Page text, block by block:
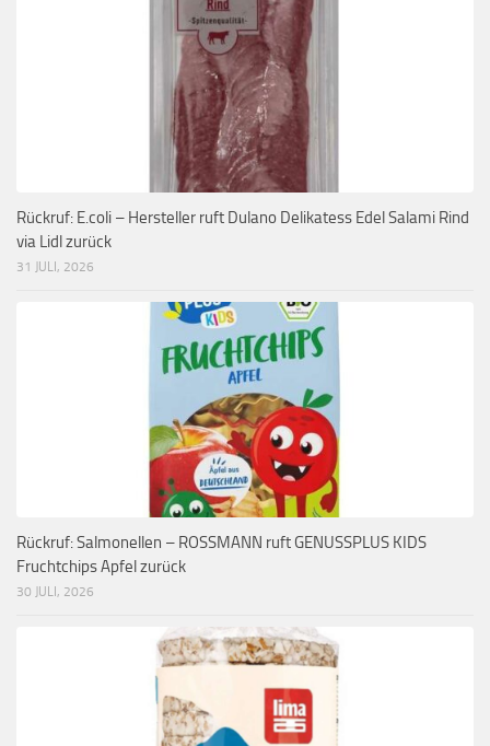
Rückruf: E.coli – Hersteller ruft Dulano Delikatess Edel Salami Rind
via Lidl zurück
31 JULI, 2026
Rückruf: Salmonellen – ROSSMANN ruft GENUSSPLUS KIDS
Fruchtchips Apfel zurück
30 JULI, 2026